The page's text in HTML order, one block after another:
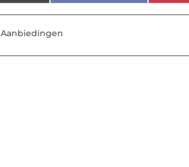
Aanbiedingen